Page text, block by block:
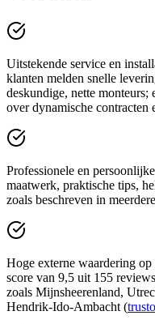
Uitstekende service en
klanten melden snelle
deskundige, nette
over dynamische contracten
Professionele en
maatwerk, praktische tips,
zoals beschreven in
Hoge externe waardering
score van 9,5 uit 155
zoals Mijnsheerenland,
Hendrik‑Ido‑Ambacht (